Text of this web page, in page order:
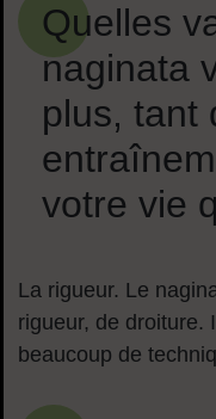
Quelles
naginata
plus, tant
votre vie
La rigueur. Le
rigueur, de droiture.
beaucoup de